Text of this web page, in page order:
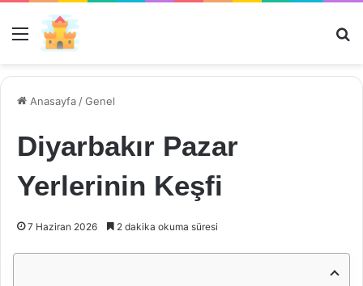
Menü
Anasayfa /Genel
Diyarbakır Pazar
Yerlerinin Keşfi
7 Haziran 2026 2 dakika okuma süresi